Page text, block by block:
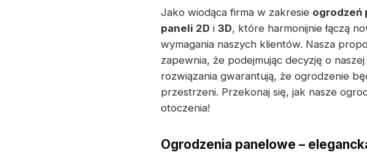
Jako wiodąca firma w zakresie ogrodzeń
paneli 2D i 3D, które harmonijnie łączą
wymagania naszych klientów. Nasza
zapewnia, że podejmując decyzję o
rozwiązania gwarantują, że ogrodzenie
przestrzeni. Przekonaj się, jak nasze
otoczenia!
Ogrodzenia panelowe –